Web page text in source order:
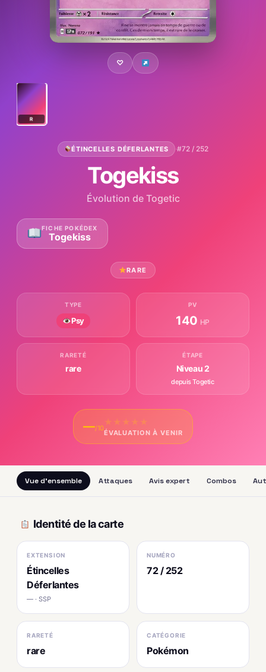
♡
R
ÉTINCELLES DÉFERLANTES ·#72 / 252
Togekiss
Évolution de Togetic
FICHE POKÉDEX
Togekiss
RARE
TYPE
Psy
PV
140 HP
RARETÉ
rare
ÉTAPE
Niveau 2
depuis Togetic
—/10
★ ★ ★ ★ ★
ÉVALUATION À VENIR
Vue d'ensemble Attaques Avis expert Combos
Identité de la carte
EXTENSION
Étincelles
Déferlantes
— · SSP
NUMÉRO
72 / 252
RARETÉ
rare
CATÉGORIE
Pokémon